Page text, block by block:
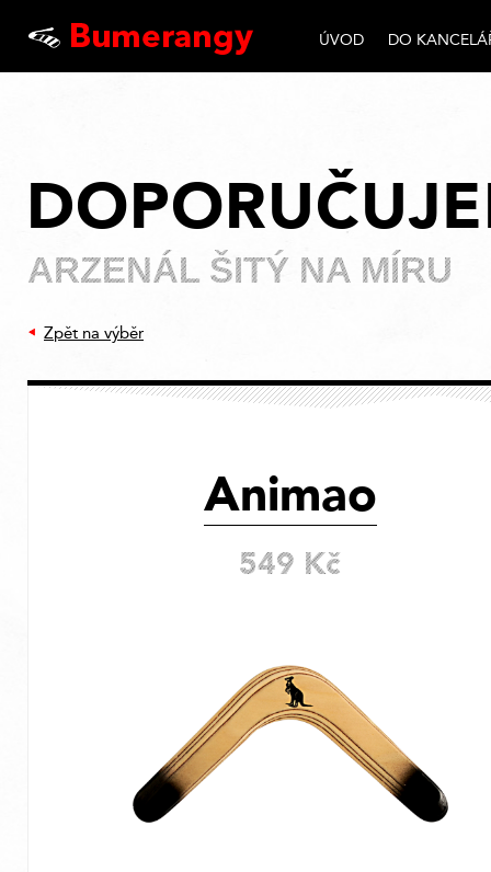
ÚVOD DO
ARZENÁL ŠITÝ NA MÍRU
Zpět na výběr
Animao
549 Kč